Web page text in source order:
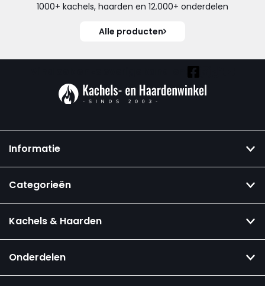
1000+ kachels, haarden en 12.000+ onderdelen
Alle producten
Informatie
Categorieën
Kachels & Haarden
Onderdelen